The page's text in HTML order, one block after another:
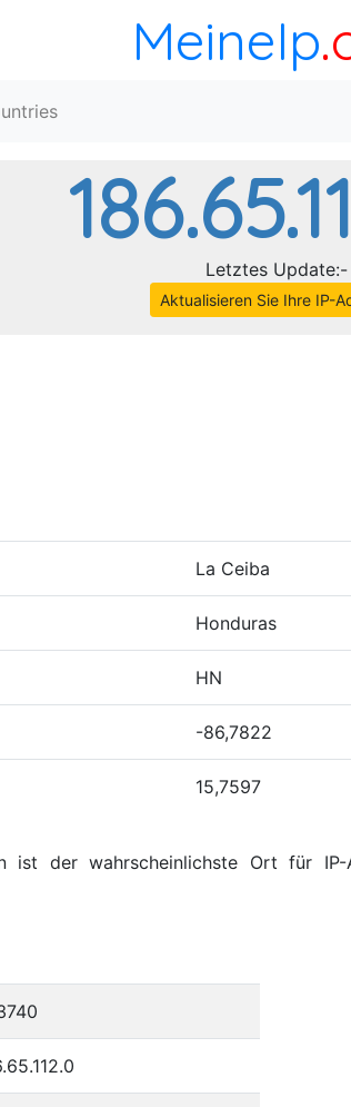
MeineIp
Letztes Update:-
Aktualisieren Sie Ihre IP-
La Ceiba
Honduras
HN
-86,7822
15,7597
ist der wahrscheinlichste Ort für